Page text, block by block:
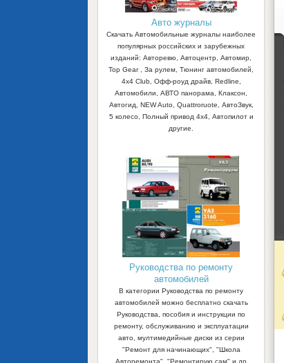
Авто журналы
Скачать Автомобильные журналы наиболее
популярных российских и зарубежных
изданий: Авторевю, Автоцентр, Автомир,
Top Gear , За рулем, Тюнинг автомобилей,
4x4 Club, Офф-роуд драйв, Redline,
Автомобили, АВТО панорама, Клаксон,
Автогид, NEW Auto, Quattroruote, АвтоЗвук,
5 колесо, Полный привод 4х4, Автопилот и
другие.
Руководства по ремонту
автомобилей
В категории Руководства по ремонту
автомобилей можно бесплатно скачать
Руководства, пособия и инструкции по
ремонту, обслуживанию и эксплуатации
авто, мултимедийные диски из серии
"Ремонт для начинающих", "Школа
Авторемонта", "Ремонтирую сам" и др